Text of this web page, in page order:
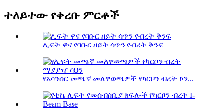
ተለይተው የቀረቡ ምርቶች
ሊፍት ዋና የባቡር ዘይት ሳጥን የብረት ቅንፍ
የአሳንሰር መጫኛ መለዋወጫዎች የካርቦን ብረት ኮን...